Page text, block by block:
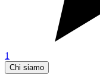
1
Chi siamo